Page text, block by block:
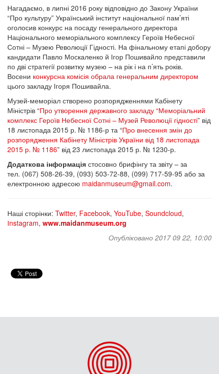
Нагадаємо, в липні 2016 року відповідно до Закону України
“Про культуру” Український інститут національної пам’яті
оголосив конкурс на посаду генерального директора
Національного меморіального комплексу Героїв Небесної
Сотні – Музею Революції Гідності. На фінальному етапі добору
кандидати Павло Москаленко й Ігор Пошивайло представили
по дві стратегії розвитку музею – на рік і на п’ять років.
Восени конкурсна комісія обрала генеральним директором
цього закладу Ігоря Пошивайла.
Музей-меморіал створено розпорядженнями Кабінету
Міністрів “Про утворення державного закладу “Меморіальний
комплекс Героїв Небесної Сотні – Музей Революції гідності” від
18 листопада 2015 р. № 1186-р та “Про внесення змін до
розпорядження Кабінету Міністрів України від 18 листопада
2015 р. № 1186” від 23 листопада 2015 р. № 1230-р.
Додаткова інформація стосовно брифінгу та звіту – за
тел. (067) 508-26-39, (093) 503-72-88, (099) 717-59-95 або за
електронною адресою maidanmuseum@gmail.com.
Наші сторінки: Twitter, Facebook, YouTube, Soundcloud,
Іnstagram, www.maidanmuseum.org
Опубліковано 2017 09 22, 10:00